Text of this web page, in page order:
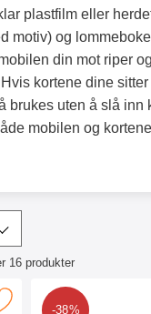
plastfilm eller
motiv) og
din mot riper
kortene dine
brukes uten å slå inn
mobilen og
16 produkter
Moto E6s som
-38%
Merk